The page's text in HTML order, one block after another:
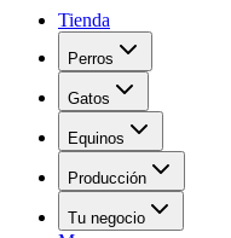
Tienda
Perros
Gatos
Equinos
Producción
Tu negocio